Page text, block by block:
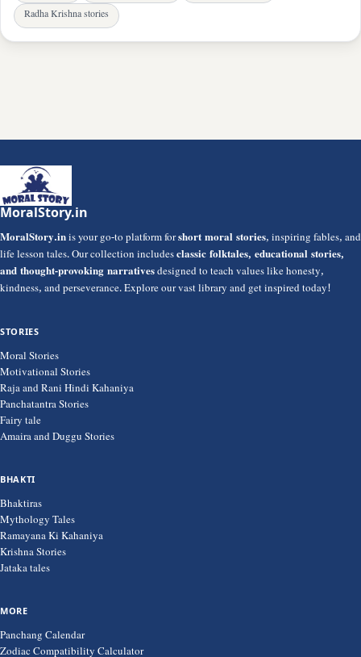
Radha Krishna stories
MoralStory.in
MoralStory.inis your go-to platform forshort moral stories, inspiring fables, and
life lesson tales. Our collection includesclassic folktales, educational stories,
and thought-provoking narrativesdesigned to teach values like honesty,
kindness, and perseverance. Explore our vast library and get inspired today!
STORIES
Moral Stories
Motivational Stories
Raja and Rani Hindi Kahaniya
Panchatantra Stories
Fairy tale
Amaira and Duggu Stories
BHAKTI
Bhaktiras
Mythology Tales
Ramayana Ki Kahaniya
Krishna Stories
Jataka tales
MORE
Panchang Calendar
Zodiac Compatibility Calculator